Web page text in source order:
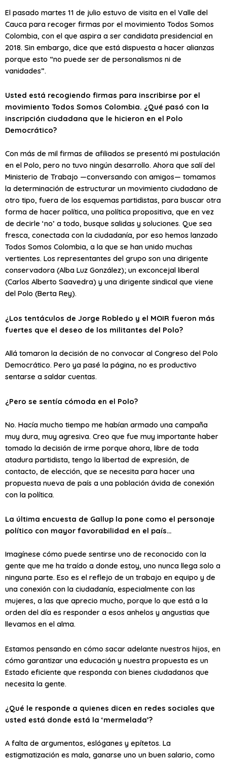
El pasado martes 11 de julio estuvo de visita en el Valle del
Cauca para recoger firmas por el movimiento Todos Somos
Colombia, con el que aspira a ser candidata presidencial en
2018. Sin embargo, dice que está dispuesta a hacer alianzas
porque esto “no puede ser de personalismos ni de
vanidades”.
Usted está recogiendo firmas para inscribirse por el
movimiento Todos Somos Colombia. ¿Qué pasó con la
inscripción ciudadana que le hicieron en el Polo
Democrático?
Con más de mil firmas de afiliados se presentó mi postulación
en el Polo, pero no tuvo ningún desarrollo. Ahora que salí del
Ministerio de Trabajo —conversando con amigos— tomamos
la determinación de estructurar un movimiento ciudadano de
otro tipo, fuera de los esquemas partidistas, para buscar otra
forma de hacer política, una política propositiva, que en vez
de decirle ‘no’ a todo, busque salidas y soluciones. Que sea
fresca, conectada con la ciudadanía, por eso hemos lanzado
Todos Somos Colombia, a la que se han unido muchas
vertientes. Los representantes del grupo son una dirigente
conservadora (Alba Luz González); un exconcejal liberal
(Carlos Alberto Saavedra) y una dirigente sindical que viene
del Polo (Berta Rey).
¿Los tentáculos de Jorge Robledo y el MOIR fueron más
fuertes que el deseo de los militantes del Polo?
Allá tomaron la decisión de no convocar al Congreso del Polo
Democrático. Pero ya pasé la página, no es productivo
sentarse a saldar cuentas.
¿Pero se sentía cómoda en el Polo?
No. Hacía mucho tiempo me habían armado una campaña
muy dura, muy agresiva. Creo que fue muy importante haber
tomado la decisión de irme porque ahora, libre de toda
atadura partidista, tengo la libertad de expresión, de
contacto, de elección, que se necesita para hacer una
propuesta nueva de país a una población ávida de conexión
con la política.
La última encuesta de Gallup la pone como el personaje
político con mayor favorabilidad en el país…
Imagínese cómo puede sentirse uno de reconocido con la
gente que me ha traído a donde estoy, uno nunca llega solo a
ninguna parte. Eso es el reflejo de un trabajo en equipo y de
una conexión con la ciudadanía, especialmente con las
mujeres, a las que aprecio mucho, porque lo que está a la
orden del día es responder a esos anhelos y angustias que
llevamos en el alma.
Estamos pensando en cómo sacar adelante nuestros hijos, en
cómo garantizar una educación y nuestra propuesta es un
Estado eficiente que responda con bienes ciudadanos que
necesita la gente.
¿Qué le responde a quienes dicen en redes sociales que
usted está donde está la ‘mermelada’?
A falta de argumentos, eslóganes y epítetos. La
estigmatización es mala, ganarse uno un buen salario, como